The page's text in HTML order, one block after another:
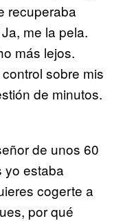
recuperaba
me la pela.
más lejos.
sobre mis
de minutos.
de unos 60
yo estaba
cogerte a
por qué